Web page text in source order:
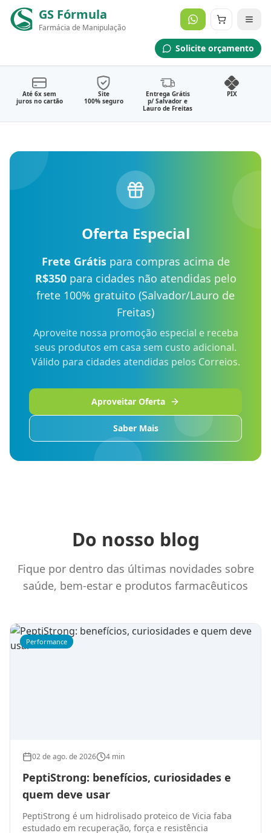
GS Fórmula
Farmácia de Manipulação
Solicite orçamento
Emagrecimento Saudável
Envie sua Solicitação Médica
Solicitar Orçamento Agora
Até 6x sem
juros no cartão
Site
100% seguro
Entrega Grátis
p/ Salvador e
Lauro de Freitas
PIX
Oferta Especial
Frete Grátispara compras acima de
R$350para cidades não atendidas pelo
frete 100% gratuito (Salvador/Lauro de
Freitas)
Aproveite nossa promoção especial e receba
seus produtos em casa sem custo adicional.
Válido para cidades atendidas pelos Correios.
Aproveitar Oferta
Saber Mais
Do nosso blog
Fique por dentro das últimas novidades sobre
saúde, bem-estar e produtos farmacêuticos
Performance
02 de ago. de 2026 4 min
PeptiStrong: benefícios, curiosidades e
quem deve usar
PeptiStrong é um hidrolisado proteico de Vicia faba
estudado em recuperação, força e resistência